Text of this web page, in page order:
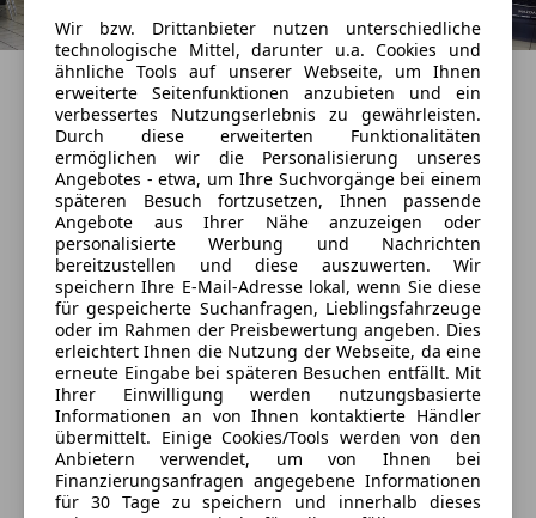
Showroom
Geöffnet
Schließt um 18:00
Wiedner Gürtel 3a,
1040 Wien, AT
Kontakt
Anbieter kontaktieren
Deine Nachricht
Wir bzw. Drittanbieter nutzen unterschiedliche
technologische Mittel, darunter u.a. Cookies und
ähnliche Tools auf unserer Webseite, um Ihnen
erweiterte Seitenfunktionen anzubieten und ein
verbessertes Nutzungserlebnis zu gewährleisten.
Durch diese erweiterten Funktionalitäten
ermöglichen wir die Personalisierung unseres
Angebotes - etwa, um Ihre Suchvorgänge bei einem
späteren Besuch fortzusetzen, Ihnen passende
Angebote aus Ihrer Nähe anzuzeigen oder
personalisierte Werbung und Nachrichten
bereitzustellen und diese auszuwerten. Wir
speichern Ihre E-Mail-Adresse lokal, wenn Sie diese
für gespeicherte Suchanfragen, Lieblingsfahrzeuge
oder im Rahmen der Preisbewertung angeben. Dies
erleichtert Ihnen die Nutzung der Webseite, da eine
erneute Eingabe bei späteren Besuchen entfällt. Mit
Ihrer Einwilligung werden nutzungsbasierte
Informationen an von Ihnen kontaktierte Händler
übermittelt. Einige Cookies/Tools werden von den
Anbietern verwendet, um von Ihnen bei
Finanzierungsanfragen angegebene Informationen
für 30 Tage zu speichern und innerhalb dieses